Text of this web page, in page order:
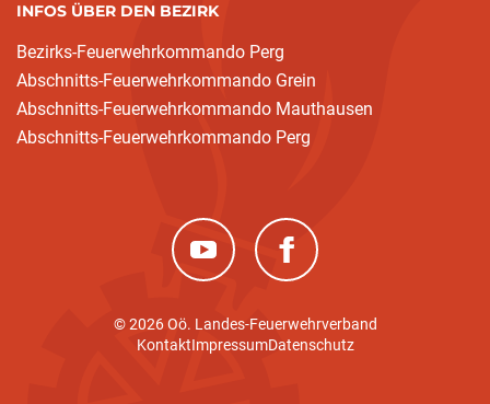
INFOS ÜBER DEN BEZIRK
Bezirks-Feuerwehrkommando Perg
Abschnitts-Feuerwehrkommando Grein
Abschnitts-Feuerwehrkommando Mauthausen
Abschnitts-Feuerwehrkommando Perg
(neues Fenster)(neues Fenster)
© 2026 Oö. Landes-Feuerwehrverband
KontaktImpressumDatenschutz